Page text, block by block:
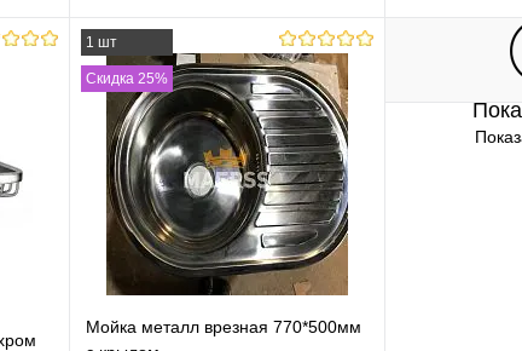
В корзину
Купить в 1 клик К сравнению
В избранное В наличии
Купить в 1
1 шт
Скидка 25%
Мойка металл врезная 770*500мм